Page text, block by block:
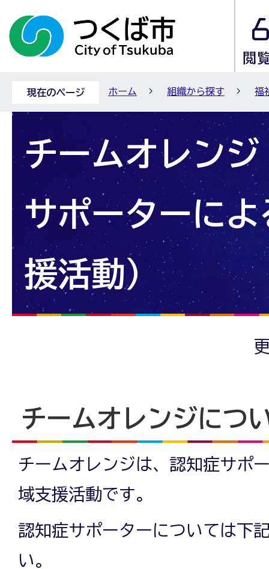
現在のページ ホーム 組織から探す 福
チームオレンジ
サポーターに
援活動）
チームオレンジにつ
チームオレンジは、認知症サポ
域支援活動です。
認知症サポーターについては下
い。